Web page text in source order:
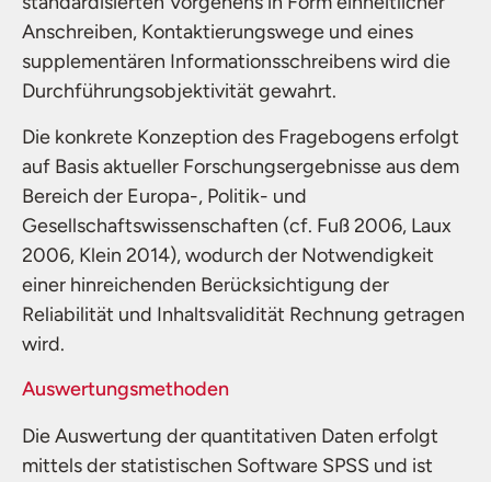
Anschreiben, Kontaktierungswege und eines
supplementären Informationsschreibens wird die
Durchführungsobjektivität gewahrt.
Die konkrete Konzeption des Fragebogens erfolgt
auf Basis aktueller Forschungsergebnisse aus dem
Bereich der Europa-, Politik- und
Gesellschaftswissenschaften (cf. Fuß 2006, Laux
2006, Klein 2014), wodurch der Notwendigkeit
einer hinreichenden Berücksichtigung der
Reliabilität und Inhaltsvalidität Rechnung getragen
wird.
Auswertungsmethoden
Die Auswertung der quantitativen Daten erfolgt
mittels der statistischen Software SPSS und ist